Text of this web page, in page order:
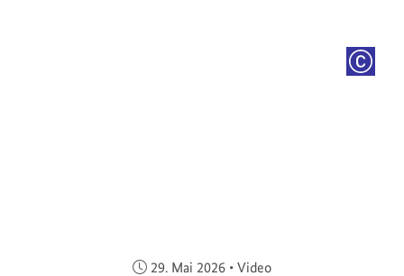
Veröffentlicht am:
29. Mai 2026 • Video